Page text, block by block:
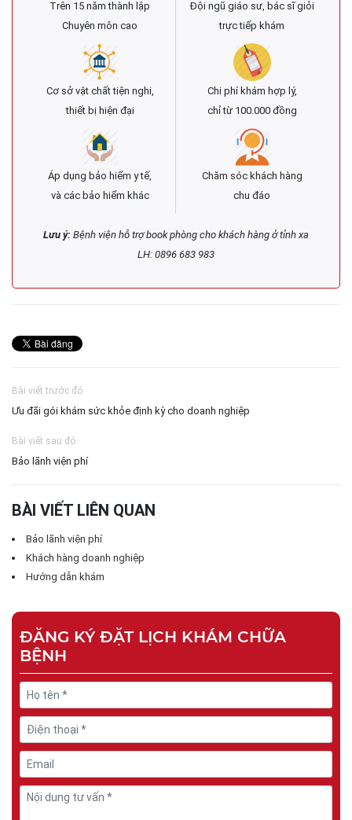
Trên 15 năm thành lập
Chuyên môn cao
Đội ngũ giáo sư, bác sĩ giỏi
trực tiếp khám
Cơ sở vật chất tiện nghi,
thiết bị hiện đại
Chi phí khám hợp lý,
chỉ từ 100.000 đồng
Áp dụng bảo hiểm y tế,
và các bảo hiểm khác
Chăm sóc khách hàng
chu đáo
Lưu ý: Bệnh viện hỗ trợ book phòng cho khách hàng ở tỉnh xa
LH: 0896 683 983
Bài viết trước đó
Ưu đãi gói khám sức khỏe định kỳ cho doanh nghiệp
Bài viết sau đó
Bảo lãnh viện phí
BÀI VIẾT LIÊN QUAN
Bảo lãnh viện phí
Khách hàng doanh nghiệp
Hướng dẫn khám
ĐĂNG KÝ ĐẶT LỊCH KHÁM CHỮA
BỆNH